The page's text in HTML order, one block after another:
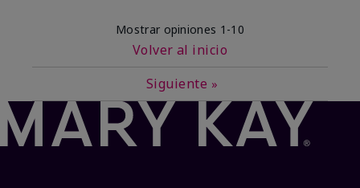
Mostrar opiniones 1-10
Volver al inicio
Siguiente »